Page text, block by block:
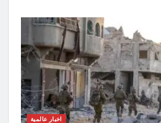
اخبار عالمية